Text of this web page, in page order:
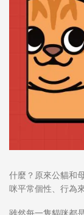
什麼？原來公貓和
咪平常個性、行為